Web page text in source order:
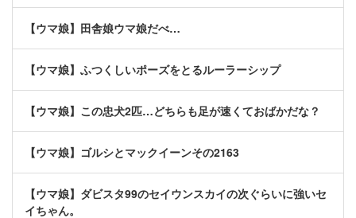
【ウマ娘】田舎娘ウマ娘だべ…
【ウマ娘】ふつくしいポーズをとるルーラーシップ
【ウマ娘】この忠犬2匹…どちらも足が速くておばかだな？
【ウマ娘】ゴルシとマックイーンその2163
【ウマ娘】ダビスタ99のセイウンスカイの次ぐらいに強いセ
イちゃん。